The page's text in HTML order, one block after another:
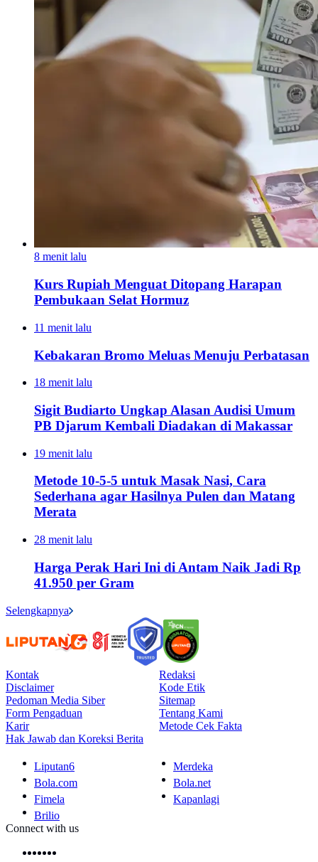
8 menit lalu
Kurs Rupiah Menguat Ditopang Harapan
Pembukaan Selat Hormuz
11 menit lalu
Kebakaran Bromo Meluas Menuju Perbatasan
18 menit lalu
Sigit Budiarto Ungkap Alasan Audisi Umum
PB Djarum Kembali Diadakan di Makassar
19 menit lalu
Metode 10-5-5 untuk Masak Nasi, Cara
Sederhana agar Hasilnya Pulen dan Matang
Merata
28 menit lalu
Harga Perak Hari Ini di Antam Naik Jadi Rp
41.950 per Gram
Selengkapnya
Kontak
Redaksi
Disclaimer
Kode Etik
Pedoman Media Siber
Sitemap
Form Pengaduan
Tentang Kami
Karir
Metode Cek Fakta
Hak Jawab dan Koreksi Berita
Liputan6
Merdeka
Bola.com
Bola.net
Fimela
Kapanlagi
Brilio
Connect with us